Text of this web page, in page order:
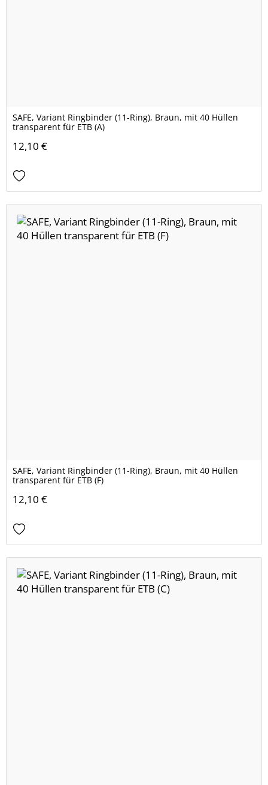
SAFE, Variant Ringbinder (11-Ring), Braun, mit 40 Hüllen
transparent für ETB (A)
12,10 €
SAFE, Variant Ringbinder (11-Ring), Braun, mit 40 Hüllen
transparent für ETB (F)
12,10 €